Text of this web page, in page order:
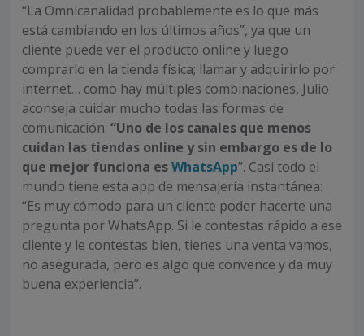
“La Omnicanalidad probablemente es lo que más
está cambiando en los últimos años”, ya que un
cliente puede ver el producto online y luego
comprarlo en la tienda física; llamar y adquirirlo por
internet… como hay múltiples combinaciones, Julio
aconseja cuidar mucho todas las formas de
comunicación: “Uno de los canales que menos
cuidan las tiendas online y sin embargo es de lo
que mejor funciona esWhatsApp”. Casi todo el
mundo tiene esta app de mensajería instantánea:
“Es muy cómodo para un cliente poder hacerte una
pregunta por WhatsApp. Si le contestas rápido a ese
cliente y le contestas bien, tienes una venta vamos,
no asegurada, pero es algo que convence y da muy
buena experiencia”.